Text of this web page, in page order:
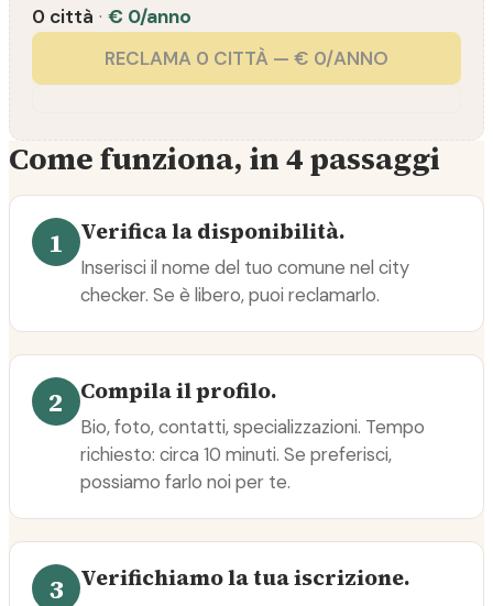
0 città · € 0/anno
RECLAMA 0 CITTÀ — € 0/ANNO
Come funziona, in 4 passaggi
1 Verifica la disponibilità.
Inserisci il nome del tuo comune nel city
checker. Se è libero, puoi reclamarlo.
2 Compila il profilo.
Bio, foto, contatti, specializzazioni. Tempo
richiesto: circa 10 minuti. Se preferisci,
possiamo farlo noi per te.
3 Verifichiamo la tua iscrizione.